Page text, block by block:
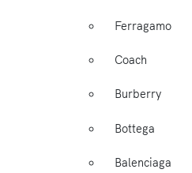
Ferragamo
Coach
Burberry
Bottega
Balenciaga